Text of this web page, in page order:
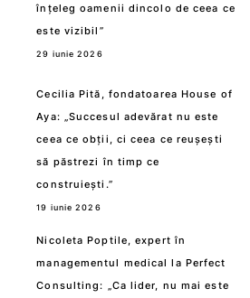
înțeleg oamenii dincolo de ceea ce
este vizibil”
29 iunie 2026
Cecilia Pită, fondatoarea House of
Aya: „Succesul adevărat nu este
ceea ce obții, ci ceea ce reușești
să păstrezi în timp ce
construiești.”
19 iunie 2026
Nicoleta Poptile, expert în
managementul medical la Perfect
Consulting: „Ca lider, nu mai este